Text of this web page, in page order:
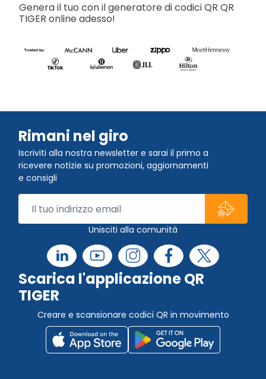
Genera il tuo con il generatore di codici QR QR
TIGER online adesso!
Rimani nel giro
Iscriviti alla nostra newsletter e sarai il primo a
ricevere notizie su promozioni, aggiornamenti
e consigli
Unisciti alla comunità
Scarica l'applicazione QR
TIGER
Creare e scansionare codici QR in movimento